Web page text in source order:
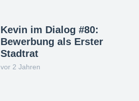
Kevin im Dialog #80:
Bewerbung als Erster
Stadtrat
vor 2 Jahren